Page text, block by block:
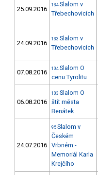
25.09.2016
134 Slalom v
Třebechovicích
24.09.2016
133 Slalom v
Třebechovicích
07.08.2016 104 Slalom O
cenu Tyrolitu
06.08.2016
103 Slalom O
štít města
Benátek
24.07.2016
95 Slalom v
Českém
Vrbném -
Memoriál Karla
Krejčího